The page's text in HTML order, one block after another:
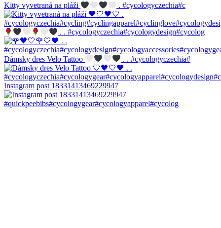
Kitty vyvetraná na pláži . #cycologyczechia#c
. . #cycologyczechia#cycologydesign#cycolog
Dámsky dres Velo Tattoo . . #cycologyczechia#
Instagram post 18331413469229947
#quickpeebibs#cycologygear#cycologyapparel#cycolog